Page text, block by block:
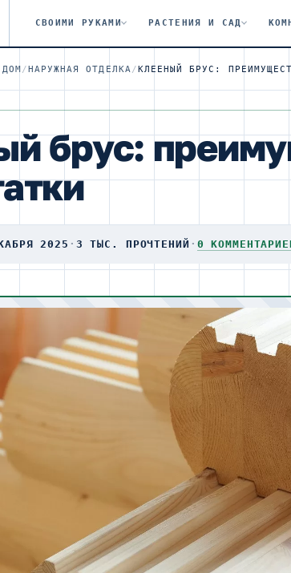
СВОИМИ РУКАМИ РАСТЕНИЯ И САД
/НАРУЖНАЯ ОТДЕЛКА /
брус:
2025 · 3 ТЫС. ПРОЧТЕНИЙ · 0